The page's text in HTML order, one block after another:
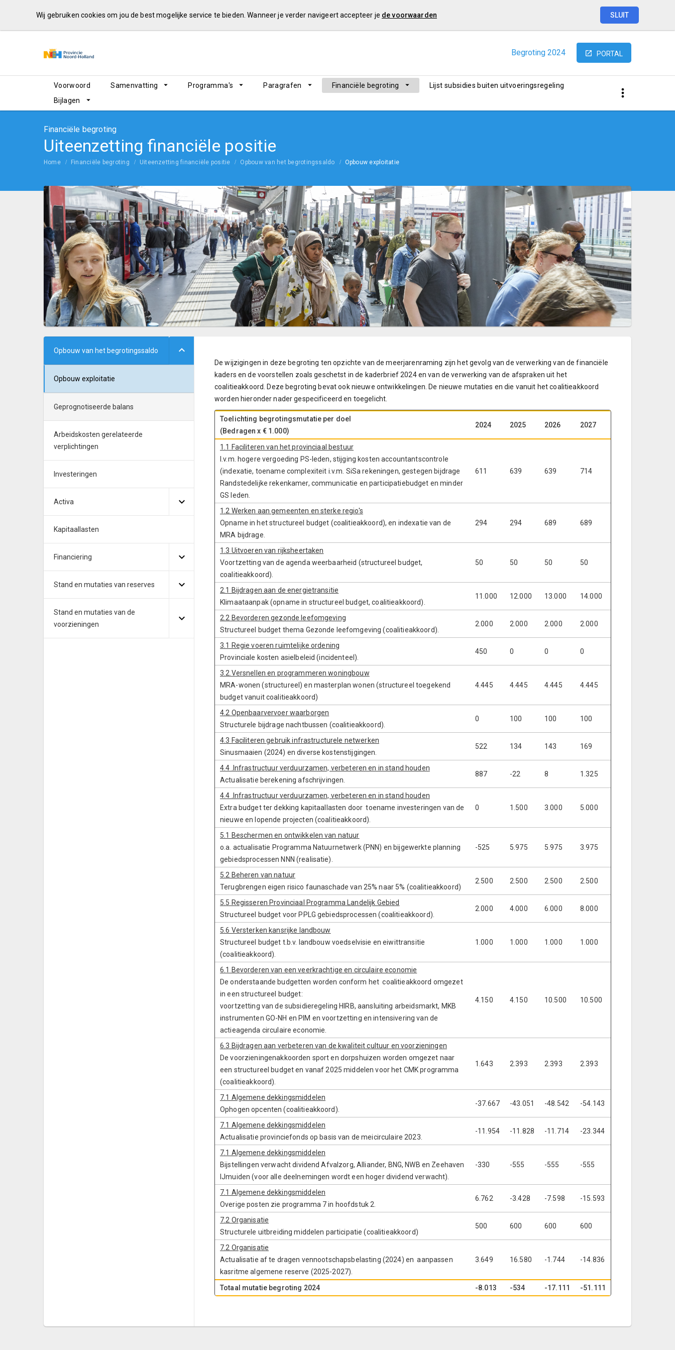
Wij gebruiken cookies om jou de best mogelijke service te bieden. Wanneer je verder navigeert accepteer je de voorwaarden SLUIT
Begroting 2024 PORTAL
Voorwoord Samenvatting Programma's Paragrafen Financiële begroting
Lijst subsidies buiten uitvoeringsregeling
Bijlagen
Financiële begroting
Uiteenzetting financiële positie
Home Financiële begroting Uiteenzetting financiële positie Opbouw van het begrotingssaldo Opbouw exploitatie
Opbouw van het begrotingssaldo
Opbouw exploitatie
Geprognotiseerde balans
Arbeidskosten gerelateerde
verplichtingen
Investeringen
Activa
Kapitaallasten
Financiering
Stand en mutaties van reserves
Stand en mutaties van de
voorzieningen
De wijzigingen in deze begroting ten opzichte van de meerjarenraming zijn het gevolg van de verwerking van de financiële
kaders en de voorstellen zoals geschetst in de kaderbrief 2024 en van de verwerking van de afspraken uit het
coalitieakkoord. Deze begroting bevat ook nieuwe ontwikkelingen. De nieuwe mutaties en die vanuit het coalitieakkoord
worden hieronder nader gespecificeerd en toegelicht.
Toelichting begrotingsmutatie per doel
(Bedragen x € 1.000)
2024 2025 2026 2027
1.1 Faciliteren van het provinciaal bestuur
I.v.m. hogere vergoeding PS-leden, stijging kosten accountantscontrole
(indexatie, toename complexiteit i.v.m. SiSa rekeningen, gestegen bijdrage
Randstedelijke rekenkamer, communicatie en participatiebudget en minder
GS leden.
611 639 639 714
1.2 Werken aan gemeenten en sterke regio's
Opname in het structureel budget (coalitieakkoord), en indexatie van de
MRA bijdrage.
294 294 689 689
1.3 Uitvoeren van rijksheertaken
Voortzetting van de agenda weerbaarheid (structureel budget,
coalitieakkoord).
50 50 50 50
2.1 Bijdragen aan de energietransitie
Klimaataanpak (opname in structureel budget, coalitieakkoord).
11.000 12.000 13.000 14.000
2.2 Bevorderen gezonde leefomgeving
Structureel budget thema Gezonde leefomgeving (coalitieakkoord).
2.000 2.000 2.000 2.000
3.1 Regie voeren ruimtelijke ordening
Provinciale kosten asielbeleid (incidenteel).
450 0 0 0
3.2.Versnellen en programmeren woningbouw
MRA-wonen (structureel) en masterplan wonen (structureel toegekend
budget vanuit coalitieakkoord)
4.445 4.445 4.445 4.445
4.2 Openbaarvervoer waarborgen
Structurele bijdrage nachtbussen (coalitieakkoord).
0 100 100 100
4.3 Faciliteren gebruik infrastructurele netwerken
Sinusmaaien (2024) en diverse kostenstijgingen.
522 134 143 169
4.4 .Infrastructuur verduurzamen, verbeteren en in stand houden
Actualisatie berekening afschrijvingen.
887 -22 8 1.325
4.4 .Infrastructuur verduurzamen, verbeteren en in stand houden
Extra budget ter dekking kapitaallasten door toename investeringen van de
nieuwe en lopende projecten (coalitieakkoord).
0 1.500 3.000 5.000
5.1 Beschermen en ontwikkelen van natuur
o.a. actualisatie Programma Natuurnetwerk (PNN) en bijgewerkte planning
gebiedsprocessen NNN (realisatie).
-525 5.975 5.975 3.975
5.2 Beheren van natuur
Terugbrengen eigen risico faunaschade van 25% naar 5% (coalitieakkoord)
2.500 2.500 2.500 2.500
5.5 Regisseren Provinciaal Programma Landelijk Gebied
Structureel budget voor PPLG gebiedsprocessen (coalitieakkoord).
2.000 4.000 6.000 8.000
5.6 Versterken kansrijke landbouw
Structureel budget t.b.v. landbouw voedselvisie en eiwittransitie
(coalitieakkoord).
1.000 1.000 1.000 1.000
6.1 Bevorderen van een veerkrachtige en circulaire economie
De onderstaande budgetten worden conform het coalitieakkoord omgezet
in een structureel budget:
voortzetting van de subsidieregeling HIRB, aansluiting arbeidsmarkt, MKB
instrumenten GO-NH en PIM en voortzetting en intensivering van de
actieagenda circulaire economie.
4.150 4.150 10.500 10.500
6.3 Bijdragen aan verbeteren van de kwaliteit cultuur en voorzieningen
De voorzieningenakkoorden sport en dorpshuizen worden omgezet naar
een structureel budget en vanaf 2025 middelen voor het CMK programma
(coalitieakkoord).
1.643 2.393 2.393 2.393
7.1 Algemene dekkingsmiddelen
Ophogen opcenten (coalitieakkoord).
-37.667 -43.051 -48.542 -54.143
7.1 Algemene dekkingsmiddelen
Actualisatie provinciefonds op basis van de meicirculaire 2023.
-11.954 -11.828 -11.714 -23.344
7.1 Algemene dekkingsmiddelen
Bijstellingen verwacht dividend Afvalzorg, Alliander, BNG, NWB en Zeehaven
IJmuiden (voor alle deelnemingen wordt een hoger dividend verwacht).
-330 -555 -555 -555
7.1 Algemene dekkingsmiddelen
Overige posten zie programma 7 in hoofdstuk 2.
6.762 -3.428 -7.598 -15.593
7.2 Organisatie
Structurele uitbreiding middelen participatie (coalitieakkoord)
500 600 600 600
7.2 Organisatie
Actualisatie af te dragen vennootschapsbelasting (2024) en aanpassen
kasritme algemene reserve (2025-2027).
3.649 16.580 -1.744 -14.836
Totaal mutatie begroting 2024 -8.013 -534 -17.111 -51.111